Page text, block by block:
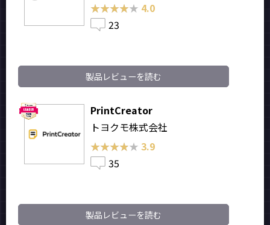
★★★★★
★★★★★ 4.0
23
製品レビューを読む
PrintCreator
トヨクモ株式会社
★★★★★
★★★★★ 3.9
35
製品レビューを読む